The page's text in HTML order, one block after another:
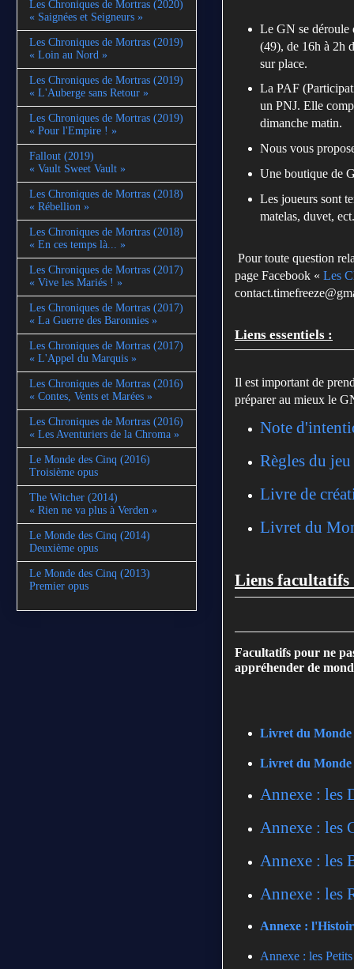
Le GN se
(49), de 16h à 2h
sur place.
La PAF
un PNJ. Elle
dimanche matin.
Nous vous
Une boutique de
Les joueurs sont
matelas, duvet,
Pour toute question
page Facebook « Les
Liens essentiels :
Il est important de
préparer au mieux le
Note
Règles du jeu
Livre de
Livret du
Liens facultatifs
Facultatifs pour ne
appréhender de
Livret du
Livret du
Annexe : les
Annexe : les
Annexe : les
Annexe : les
Annexe :
Annexe : les
Les Chroniques de Mortras (2020)
« Saignées et Seigneurs »
Les Chroniques de Mortras (2019)
« Loin au Nord »
Les Chroniques de Mortras (2019)
« L'Auberge sans Retour »
Les Chroniques de Mortras (2019)
« Pour l'Empire ! »
Fallout (2019)
« Vault Sweet Vault »
Les Chroniques de Mortras (2018)
« Rébellion »
Les Chroniques de Mortras (2018)
« En ces temps là... »
Les Chroniques de Mortras (2017)
« Vive les Mariés ! »
Les Chroniques de Mortras (2017)
« La Guerre des Baronnies »
Les Chroniques de Mortras (2017)
« L'Appel du Marquis »
Les Chroniques de Mortras (2016)
« Contes, Vents et Marées »
Les Chroniques de Mortras (2016)
« Les Aventuriers de la Chroma »
Le Monde des Cinq (2016)
Troisième opus
The Witcher (2014)
« Rien ne va plus à Verden »
Le Monde des Cinq (2014)
Deuxième opus
Le Monde des Cinq (2013)
Premier opus